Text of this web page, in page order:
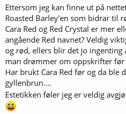
Ettersom jeg kan finne ut på
Roasted Barley'en som bidrar til
Cara Red og Red Crystal er mer
angående Red navnet? Veldig
og rød, ellers blir det jo ingenting
man drømmer om oppskrifter før
Har brukt Cara Red før og da ble
gyllenbrun....
Estetikken føler jeg er veldig